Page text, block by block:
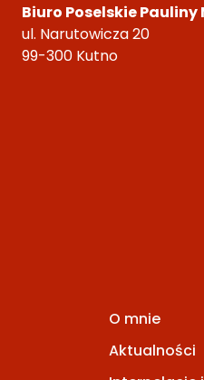
Biuro Poselskie
ul. Narutowicza 20
99-300 Kutno
O mnie
Aktualności